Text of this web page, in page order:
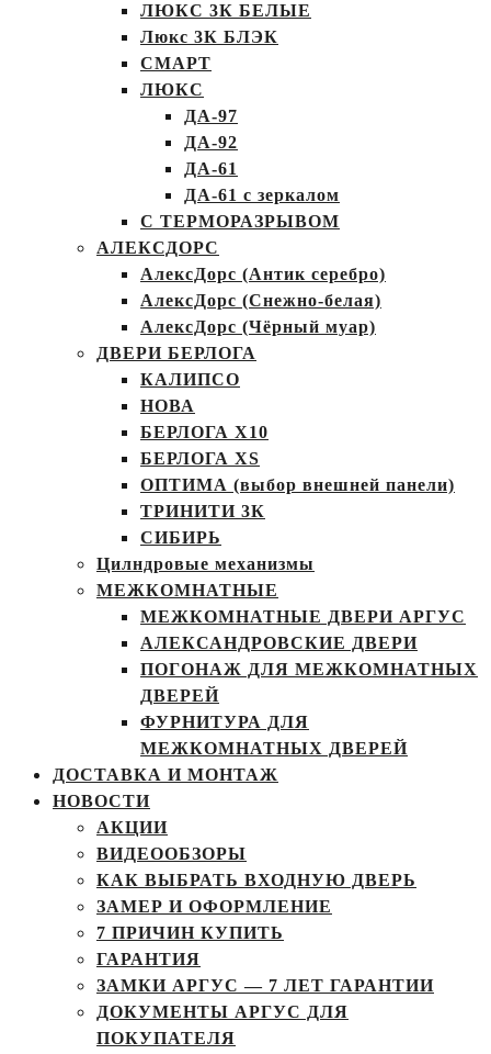
ЛЮКС 3К БЕЛЫЕ
Люкс 3К БЛЭК
СМАРТ
ЛЮКС
ДА-97
ДА-92
ДА-61
ДА-61 с зеркалом
С ТЕРМОРАЗРЫВОМ
АЛЕКСДОРС
АлексДорс (Антик серебро)
АлексДорс (Снежно-белая)
АлексДорс (Чёрный муар)
ДВЕРИ БЕРЛОГА
КАЛИПСО
НОВА
БЕРЛОГА Х10
БЕРЛОГА XS
ОПТИМА (выбор внешней панели)
ТРИНИТИ 3К
СИБИРЬ
Цилндровые механизмы
МЕЖКОМНАТНЫЕ
МЕЖКОМНАТНЫЕ ДВЕРИ АРГУС
АЛЕКСАНДРОВСКИЕ ДВЕРИ
ПОГОНАЖ ДЛЯ МЕЖКОМНАТНЫХ
ДВЕРЕЙ
ФУРНИТУРА ДЛЯ
МЕЖКОМНАТНЫХ ДВЕРЕЙ
ДОСТАВКА И МОНТАЖ
НОВОСТИ
АКЦИИ
ВИДЕООБЗОРЫ
КАК ВЫБРАТЬ ВХОДНУЮ ДВЕРЬ
ЗАМЕР И ОФОРМЛЕНИЕ
7 ПРИЧИН КУПИТЬ
ГАРАНТИЯ
ЗАМКИ АРГУС — 7 ЛЕТ ГАРАНТИИ
ДОКУМЕНТЫ АРГУС ДЛЯ
ПОКУПАТЕЛЯ